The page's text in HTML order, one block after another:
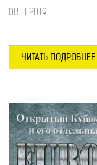
08.11.2019
ЧИТАТЬ ПОДРОБНЕЕ